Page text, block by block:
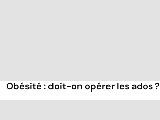
Obésité : doit-on opérer les ados ?